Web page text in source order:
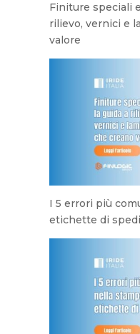
Finiture speciali
rilievo, vernici e
valore
I 5 errori più
etichette di